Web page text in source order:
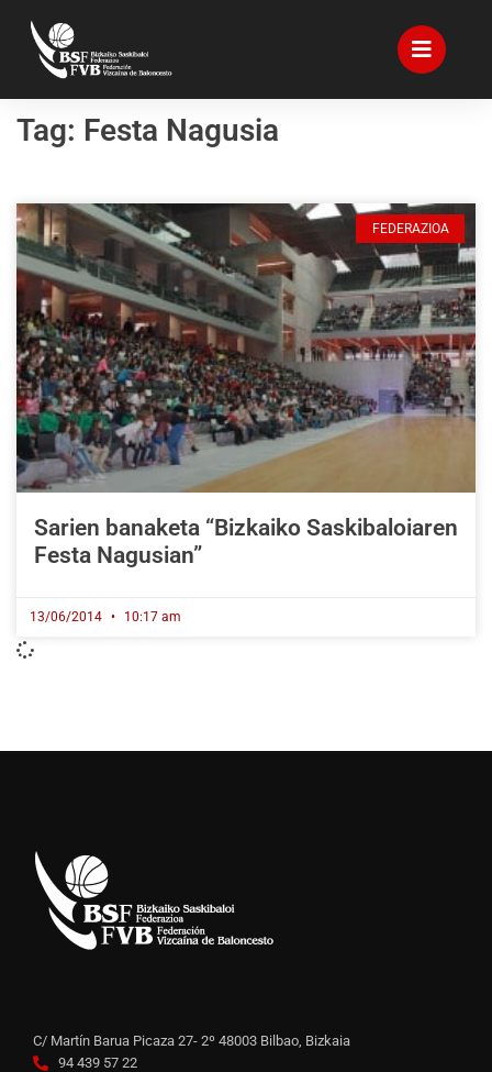
Tag: Festa Nagusia
FEDERAZIOA
Sarien banaketa “Bizkaiko Saskibaloiaren
Festa Nagusian”
13/06/2014 10:17 am
C/ Martín Barua Picaza 27- 2º 48003 Bilbao, Bizkaia
94 439 57 22